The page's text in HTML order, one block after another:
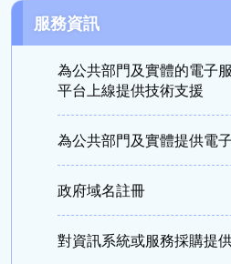
服務資訊
為公共部門及實體的電子
平台上線提供技術支援
為公共部門及實體提供電
政府域名註冊
對資訊系統或服務採購提